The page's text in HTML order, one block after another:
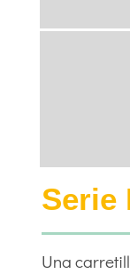
Serie
Una